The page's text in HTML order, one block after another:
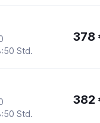
Std.
378
Std.
382